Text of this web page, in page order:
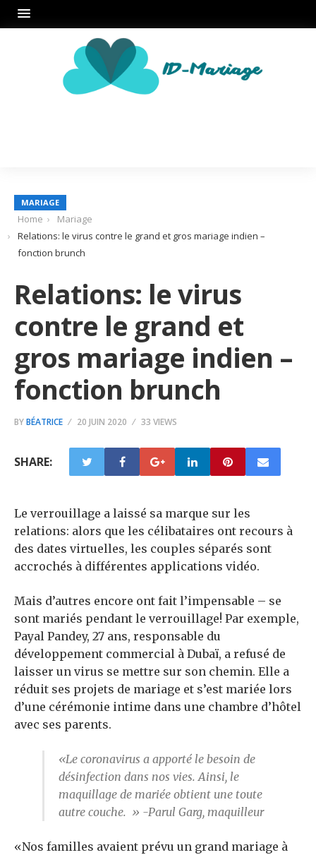
MARIAGE
Home
Mariage
Relations: le virus contre le grand et gros mariage indien –
fonction brunch
Relations: le virus
contre le grand et
gros mariage indien –
fonction brunch
BYBÉATRICE 20 JUIN 2020 33 VIEWS
SHARE:
Le verrouillage a laissé sa marque sur les
relations: alors que les célibataires ont recours à
des dates virtuelles, les couples séparés sont
accrochés à différentes applications vidéo.
Mais d’autres encore ont fait l’impensable – se
sont mariés pendant le verrouillage! Par exemple,
Payal Pandey, 27 ans, responsable du
développement commercial à Dubaï, a refusé de
laisser un virus se mettre sur son chemin. Elle a
réduit ses projets de mariage et s’est mariée lors
d’une cérémonie intime dans une chambre d’hôtel
avec ses parents.
«Le coronavirus a apporté le besoin de
désinfection dans nos vies. Ainsi, le
maquillage de mariée obtient une toute
autre couche. » -Parul Garg, maquilleur
«Nos familles avaient prévu un grand mariage à